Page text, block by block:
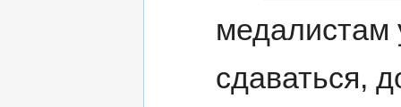
медалистам
сдаваться,